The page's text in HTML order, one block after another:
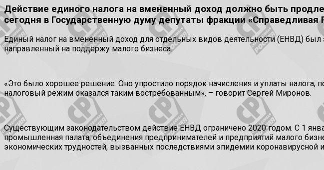
Действие единого налога на вмененный доход должно быть
сегодня в Государственную думу депутаты фракции
Единый налог на вмененный доход для отдельных видов деятельности (ЕНВД)
направленный на поддержу малого бизнеса.
«Это было хорошее решение. Оно упростило порядок начисления и уплаты
налоговый режим оказался таким востребованным», – говорит Сергей Миронов.
Существующим законодательством действие ЕНВД ограничено 2020 годом. С 1
промышленная палата, объединения предпринимателей и предприятий малого
экономических трудностей, вызванных последствиями эпидемии коронавирусной